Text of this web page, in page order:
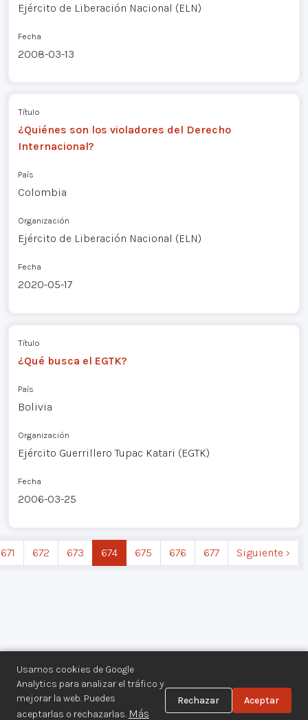
Usamos cookies de Google
Analytics para analizar el tráfico y
mejorar la web. Puedes
aceptarlas o rechazarlas. Más
Rechazar Aceptar
Ejército de Liberación Nacional (ELN)
Fecha
2008-03-13
Título
¿Quiénes son los violadores del Derecho
Internacional?
País
Colombia
Organización
Ejército de Liberación Nacional (ELN)
Fecha
2020-05-17
Título
¿Qué busca el EGTK?
País
Bolivia
Organización
Ejército Guerrillero Tupac Katari (EGTK)
Fecha
2006-03-25
671 672 673 674 675 676 677 Siguiente ›
Centro de Documentación de los